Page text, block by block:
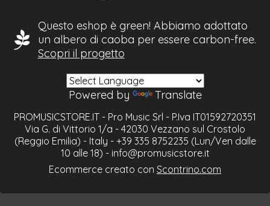
Questo eshop è green! Abbiamo adottato
un albero di caoba per essere carbon-free.
Scopri il progetto
Powered by Translate
PROMUSICSTORE.IT - Pro Music Srl - P.Iva IT01592720351
Via G. di Vittorio 1/a - 42030 Vezzano sul Crostolo
(Reggio Emilia) - Italy - +39 335 8752235 (Lun/Ven dalle
10 alle 18) - info@promusicstore.it
Ecommerce creato con Scontrino.com